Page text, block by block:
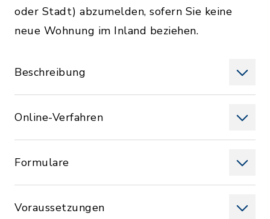
oder Stadt) abzumelden, sofern Sie keine
neue Wohnung im Inland beziehen.
Beschreibung
Online-Verfahren
Formulare
Voraussetzungen